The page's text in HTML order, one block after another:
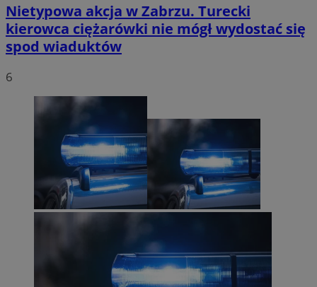
Nietypowa akcja w Zabrzu. Turecki
kierowca ciężarówki nie mógł wydostać się
spod wiaduktów
6